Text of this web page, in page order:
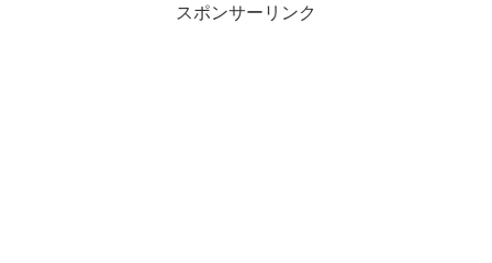
スポンサーリンク